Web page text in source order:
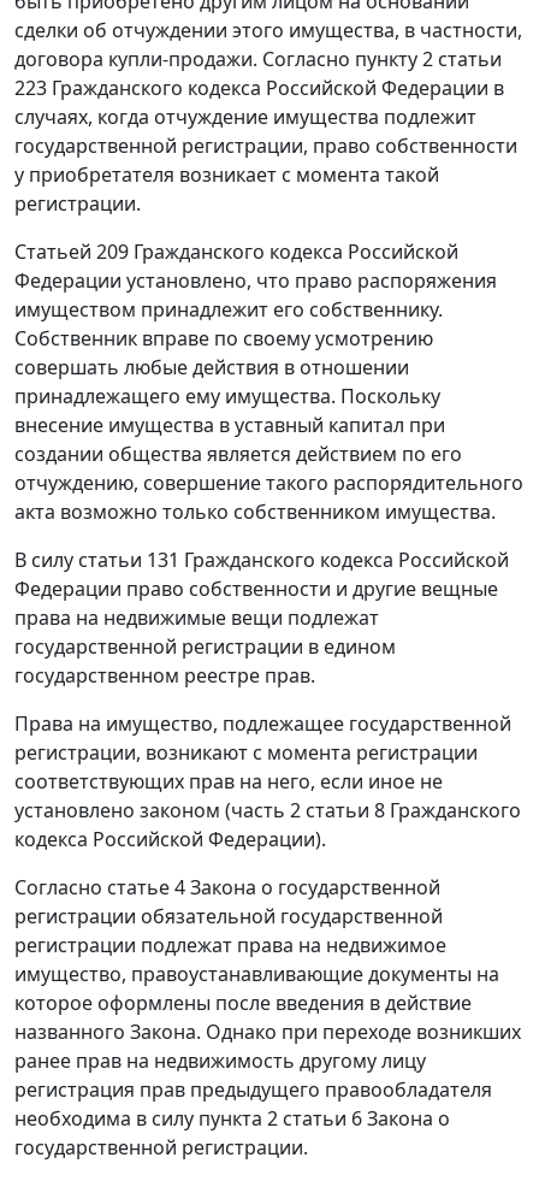
сделки об отчуждении этого имущества, в частности,
договора купли-продажи. Согласно пункту 2 статьи
223 Гражданского кодекса Российской Федерации в
случаях, когда отчуждение имущества подлежит
государственной регистрации, право собственности
у приобретателя возникает с момента такой
регистрации.
Статьей 209 Гражданского кодекса Российской
Федерации установлено, что право распоряжения
имуществом принадлежит его собственнику.
Собственник вправе по своему усмотрению
совершать любые действия в отношении
принадлежащего ему имущества. Поскольку
внесение имущества в уставный капитал при
создании общества является действием по его
отчуждению, совершение такого распорядительного
акта возможно только собственником имущества.
В силу статьи 131 Гражданского кодекса Российской
Федерации право собственности и другие вещные
права на недвижимые вещи подлежат
государственной регистрации в едином
государственном реестре прав.
Права на имущество, подлежащее государственной
регистрации, возникают с момента регистрации
соответствующих прав на него, если иное не
установлено законом (часть 2 статьи 8 Гражданского
кодекса Российской Федерации).
Согласно статье 4Закона о государственной
регистрации обязательной государственной
регистрации подлежат права на недвижимое
имущество, правоустанавливающие документы на
которое оформлены после введения в действие
названного Закона. Однако при переходе возникших
ранее прав на недвижимость другому лицу
регистрация прав предыдущего правообладателя
необходима в силу пункта 2 статьи 6Закона о
государственной регистрации.